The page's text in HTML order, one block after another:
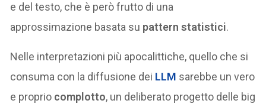
e del testo, che è però frutto di una
approssimazione basata su pattern statistici.
Nelle interpretazioni più apocalittiche, quello che si
consuma con la diffusione dei LLM sarebbe un vero
e proprio complotto, un deliberato progetto delle big